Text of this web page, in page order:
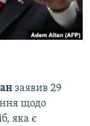
заявив 29
щодо
яка є